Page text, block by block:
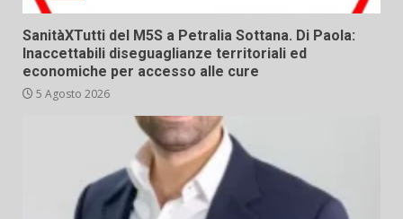
SanitàXTutti del M5S a Petralia Sottana. Di Paola:
Inaccettabili diseguaglianze territoriali ed
economiche per accesso alle cure
5 Agosto 2026